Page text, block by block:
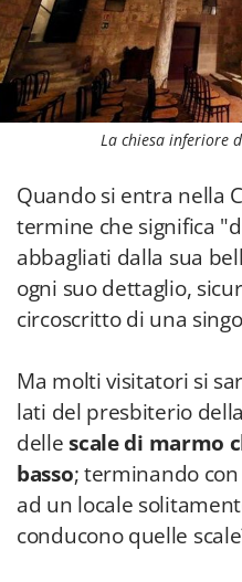
La chiesa inferiore
Quando si entra nella
termine che significa
abbagliati dalla sua
ogni suo dettaglio,
circoscritto di una
Ma molti visitatori si
lati del presbiterio
dellescale di marmo
basso; terminando
ad un locale
conducono quelle